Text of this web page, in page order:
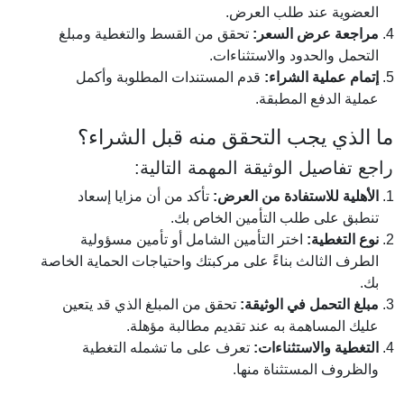
العضوية عند طلب العرض.
مراجعة عرض السعر: تحقق من القسط والتغطية ومبلغ
التحمل والحدود والاستثناءات.
إتمام عملية الشراء: قدم المستندات المطلوبة وأكمل
عملية الدفع المطبقة.
ما الذي يجب التحقق منه قبل الشراء؟
راجع تفاصيل الوثيقة المهمة التالية:
الأهلية للاستفادة من العرض: تأكد من أن مزايا إسعاد
تنطبق على طلب التأمين الخاص بك.
نوع التغطية: اختر التأمين الشامل أو تأمين مسؤولية
الطرف الثالث بناءً على مركبتك واحتياجات الحماية الخاصة
بك.
مبلغ التحمل في الوثيقة: تحقق من المبلغ الذي قد يتعين
عليك المساهمة به عند تقديم مطالبة مؤهلة.
التغطية والاستثناءات: تعرف على ما تشمله التغطية
والظروف المستثناة منها.